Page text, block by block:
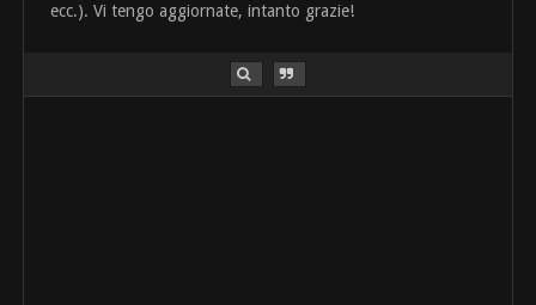
ecc.). Vi tengo aggiornate, intanto grazie!